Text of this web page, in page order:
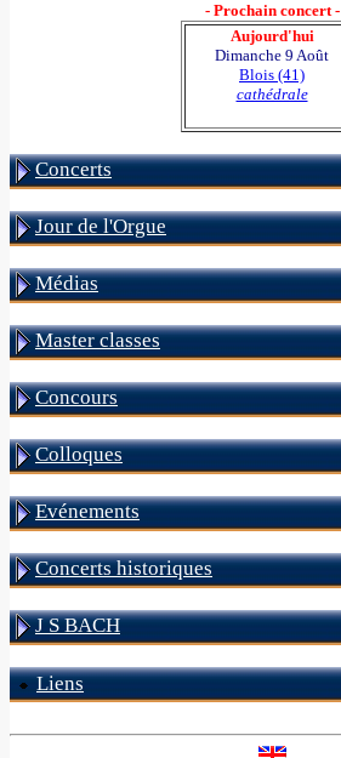
- Prochain concert -
Aujourd'hui
Dimanche 9 Août
Blois (41)
cathédrale
Concerts
Jour de l'Orgue
Médias
Master classes
Concours
Colloques
Evénements
Concerts historiques
J S BACH
Liens